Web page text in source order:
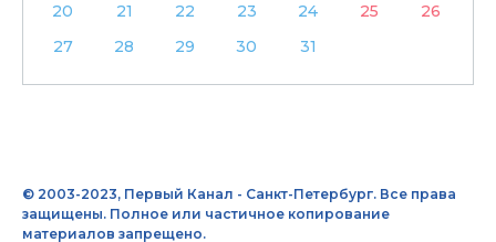
20
21 22 23 24 25
26
27
28 29 30 31
© 2003-2023, Первый Канал - Санкт-Петербург. Все права
защищены. Полное или частичное копирование
материалов запрещено.